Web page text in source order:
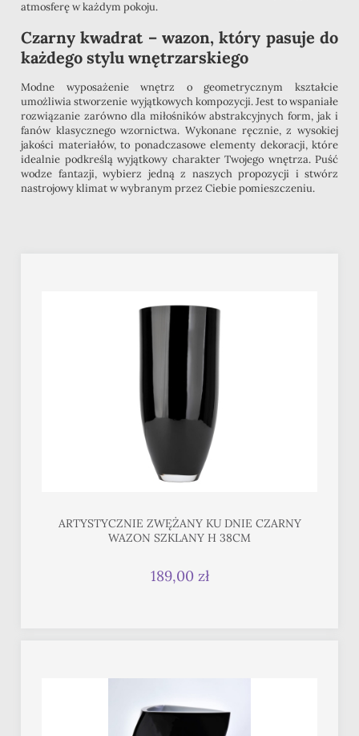
atmosferę w każdym pokoju.
Czarny kwadrat – wazon, który pasuje do
każdego stylu wnętrzarskiego
Modne wyposażenie wnętrz o geometrycznym kształcie
umożliwia stworzenie wyjątkowych kompozycji. Jest to wspaniałe
rozwiązanie zarówno dla miłośników abstrakcyjnych form, jak i
fanów klasycznego wzornictwa. Wykonane ręcznie, z wysokiej
jakości materiałów, to ponadczasowe elementy dekoracji, które
idealnie podkreślą wyjątkowy charakter Twojego wnętrza. Puść
wodze fantazji, wybierz jedną z naszych propozycji i stwórz
nastrojowy klimat w wybranym przez Ciebie pomieszczeniu.
ARTYSTYCZNIE ZWĘŻANY KU DNIE CZARNY
WAZON SZKLANY H 38CM
189,00 zł